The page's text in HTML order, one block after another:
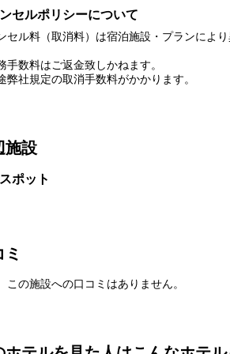
セルポリシーについて
セル料（取消料）は宿泊施設・プランによ
手数料はご返金致しかねます。
弊社規定の取消手数料がかかります。
施設
ポット
ミ
この施設への口コミはありません。